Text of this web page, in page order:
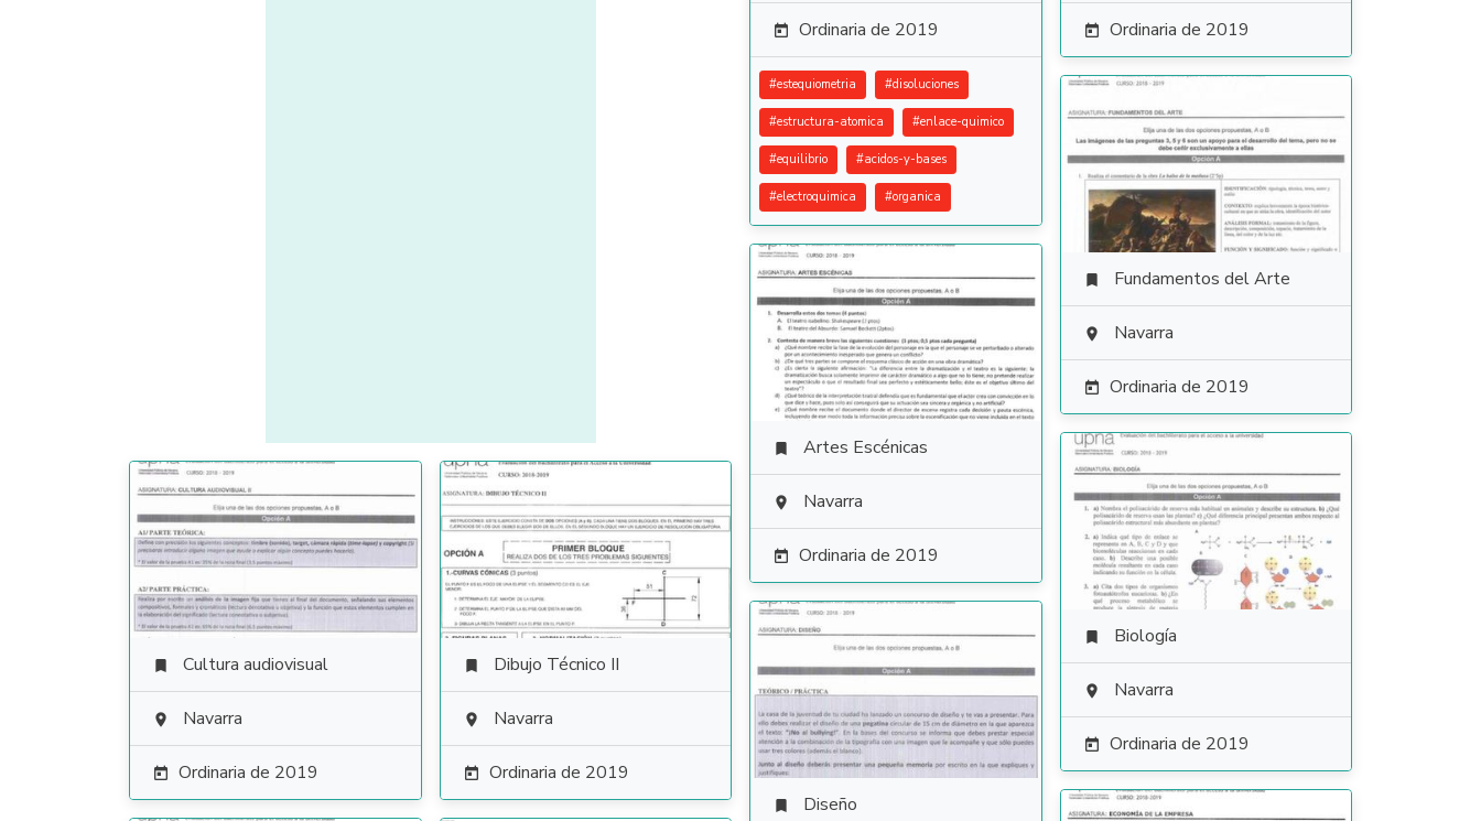
 Ordinaria de 2019
#estequiometria #disoluciones
#estructura-atomica #enlace-quimico
#equilibrio #acidos-y-bases
#electroquimica #organica
 Ordinaria de 2019
 Fundamentos del Arte
 Navarra
 Ordinaria de 2019
 Artes Escénicas
 Navarra
 Ordinaria de 2019
 Biología
 Navarra
 Ordinaria de 2019
 Cultura audiovisual
 Navarra
 Ordinaria de 2019
 Dibujo Técnico II
 Navarra
 Ordinaria de 2019
 Diseño